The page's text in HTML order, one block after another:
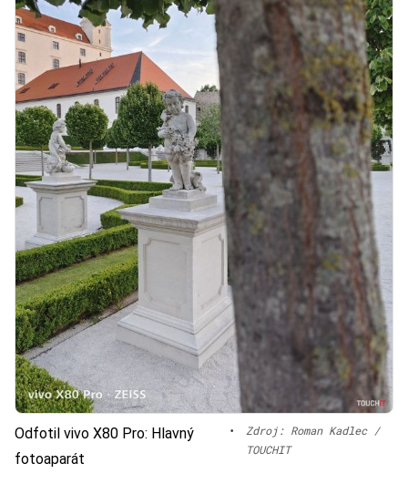
Odfotil vivo X80 Pro: Hlavný
fotoaparát
•
Zdroj: Roman Kadlec /
TOUCHIT